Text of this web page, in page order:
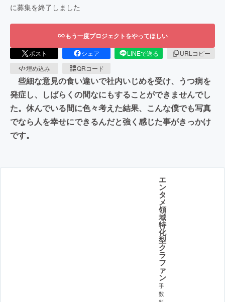
に募集を終了しました
もう一度プロジェクトをやってほしい
ポスト シェア LINEで送る
URLコピー
埋め込み
QRコード
些細な意見の食い違いで社内いじめを受け、うつ病を
発症し、しばらくの間なにもすることができませんでし
た。休んでいる間に色々考えた結果、こんな僕でも写真
でなら人を幸せにできるんだと強く感じた事がきっかけ
です。
エ
ン
タ
メ
領
域
特
化
型
ク
ラ
フ
ァ
ン
手
数